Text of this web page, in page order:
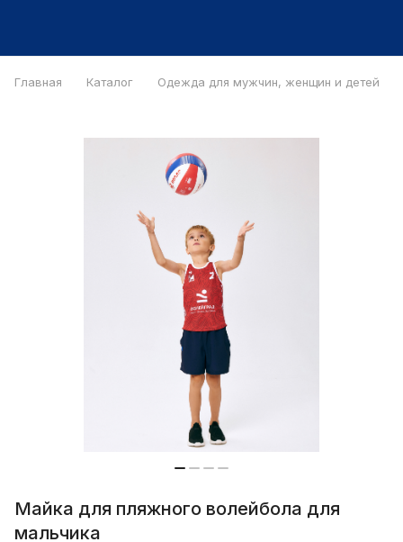
Главная Каталог Одежда для мужчин, женщин и детей
Майка для пляжного волейбола для
мальчика